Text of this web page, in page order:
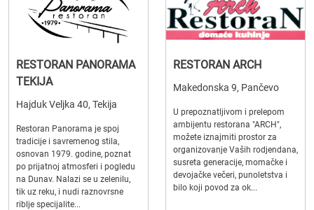
RESTORAN PANORAMA
TEKIJA
Hajduk Veljka 40, Tekija
Restoran Panorama je spoj
tradicije i savremenog stila,
osnovan 1979. godine, poznat
po prijatnoj atmosferi i pogledu
na Dunav. Nalazi se u zelenilu,
tik uz reku, i nudi raznovrsne
riblje specijalite...
RESTORAN ARCH
Makedonska 9, Pančevo
U prepoznatljivom i prelepom
ambijentu restorana "ARCH",
možete iznajmiti prostor za
organizovanje Vaših rodjendana,
susreta generacije, momačke i
devojačke večeri, punoletstva i
bilo koji povod za ok...